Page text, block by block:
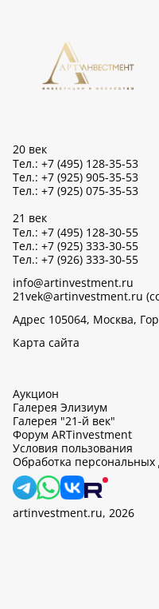
20 век
Тел.: +7 (495) 128-35-53
Тел.: +7 (925) 905-35-53
Тел.: +7 (925) 075-35-53
21 век
Тел.: +7 (495) 128-30-55
Тел.: +7 (925) 333-30-55
Тел.: +7 (926) 333-30-55
info@artinvestment.ru
21vek@artinvestment.ru
Адрес 105064, Москва,
Карта сайта
Аукцион
Галерея Элизиум
Галерея "21-й век"
Форум ARTinvestment
Условия пользования
Обработка
artinvestment.ru, 2026